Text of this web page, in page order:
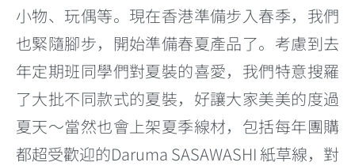
小物、玩偶等。現在香港準備步入春季，我們
也緊隨腳步，開始準備春夏產品了。考慮到去
年定期班同學們對夏裝的喜愛，我們特意搜羅
了大批不同款式的夏裝，好讓大家美美的度過
夏天～當然也會上架夏季線材，包括每年團購
都超受歡迎的Daruma SASAWASHI 紙草線，對